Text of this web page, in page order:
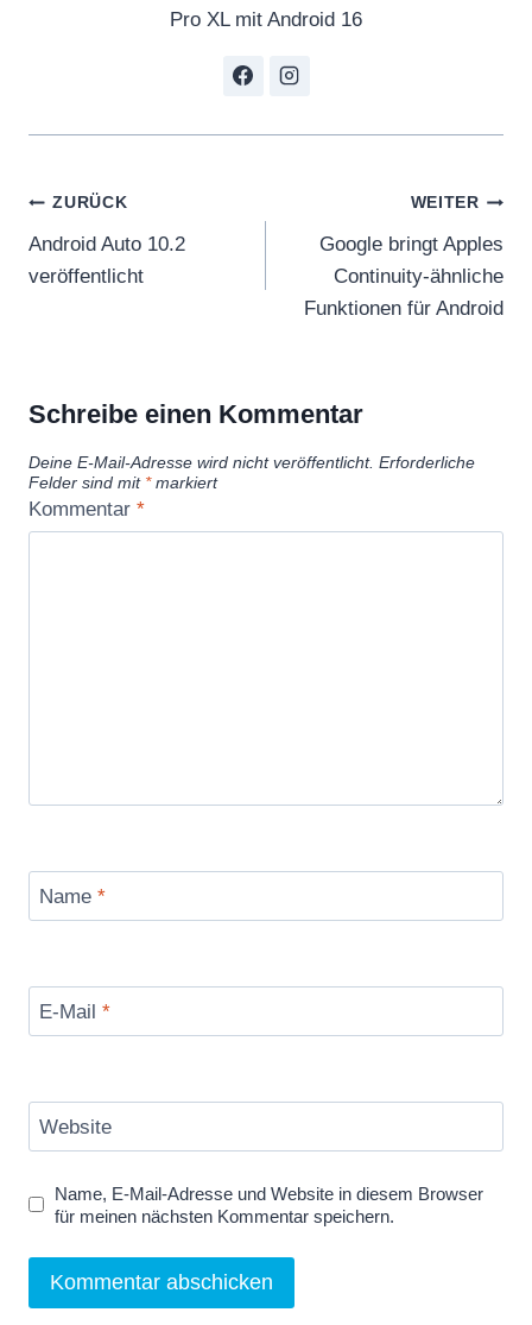
Pro XL mit Android 16
Beitragsnavigation
ZURÜCK
Android Auto 10.2
veröffentlicht
WEITER
Google bringt Apples
Continuity-ähnliche
Funktionen für Android
Schreibe einen Kommentar
Deine E-Mail-Adresse wird nicht veröffentlicht. Erforderliche
Felder sind mit *markiert
Kommentar *
Name *
E-Mail *
Website
Name, E-Mail-Adresse und Website in diesem Browser
für meinen nächsten Kommentar speichern.